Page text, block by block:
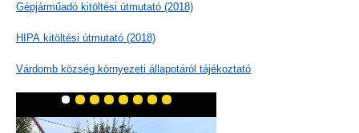
Gépjárműadó kitöltési útmutató (2018)
HIPA kitöltési útmutató (2018)
Várdomb község környezeti állapotáról tájékoztató